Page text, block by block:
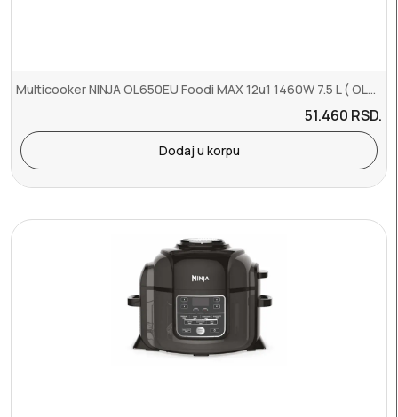
Multicooker NINJA OL650EU Foodi MAX 12u1 1460W 7.5 L ( OL650EU )
51.460 RSD.
Dodaj u korpu